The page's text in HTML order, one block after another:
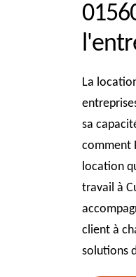
La
sa
comment
location
travail à
client à
solutions